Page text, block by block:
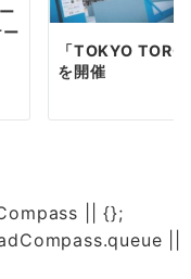
「TOKYO
を開催
|| {};
||